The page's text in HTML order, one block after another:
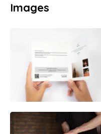
Images